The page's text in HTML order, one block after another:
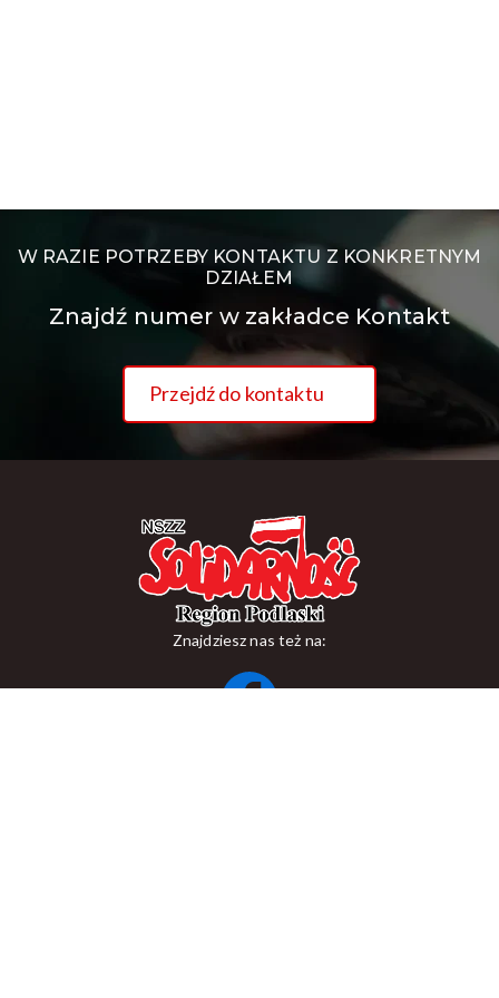
W RAZIE POTRZEBY KONTAKTU Z KONKRETNYM
DZIAŁEM
Znajdź numer w zakładce Kontakt
Przejdź do kontaktu
Znajdziesz nas też na: